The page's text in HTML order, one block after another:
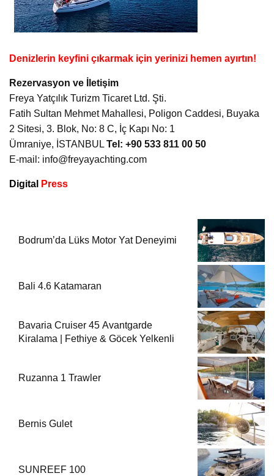
Denizlerin keyfini çıkarmak için yerinizi hemen ayırtın!
Rezervasyon ve İletişim
Freya Yatçılık Turizm Ticaret Ltd. Şti.
Fatih Sultan Mehmet Mahallesi, Poligon Caddesi, Buyaka
2 Sitesi, 3. Blok, No: 8 C, İç Kapı No: 1
Ümraniye, İSTANBUL Tel: +90 533 811 00 50
E-mail: info@freyayachting.com
Digital Press
Bodrum’da Lüks Motor Yat Deneyimi
Bali 4.6 Katamaran
Bavaria Cruiser 45 Avantgarde
Kiralama | Fethiye & Göcek Yelkenli
Ruzanna 1 Trawler
Bernis Gulet
SUNREEF 100